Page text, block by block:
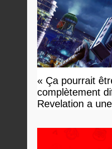
« Ça pourrait
complètement
Revelation a